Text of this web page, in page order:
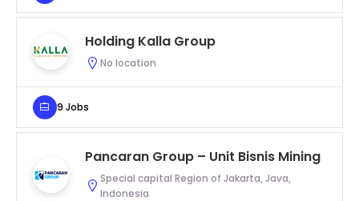
Holding Kalla Group
No location
9 Jobs
Pancaran Group – Unit Bisnis Mining
Special capital Region of Jakarta, Java,
Indonesia